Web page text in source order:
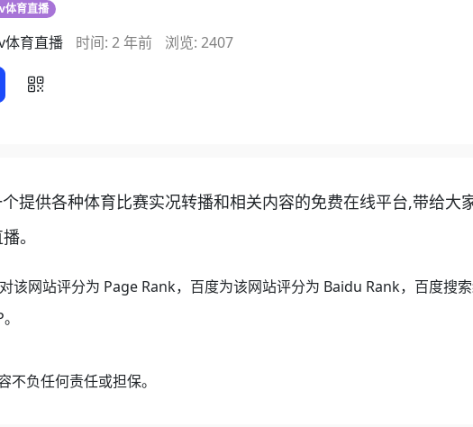
体育直播
体育直播 时间: 2 年前 浏览: 2407
提供各种体育比赛实况转播和相关内容的免费在线平台,带给大
。
该网站评分为 Page Rank，百度为该网站评分为 Baidu Rank，百度搜
负任何责任或担保。